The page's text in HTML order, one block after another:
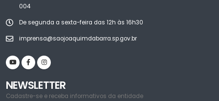
004
De segunda a sexta-feira das 12h às 16h30
imprensa@saojoaquimdabarra.sp.gov.br
NEWSLETTER
Cadastre-se e receba informativos da entidade